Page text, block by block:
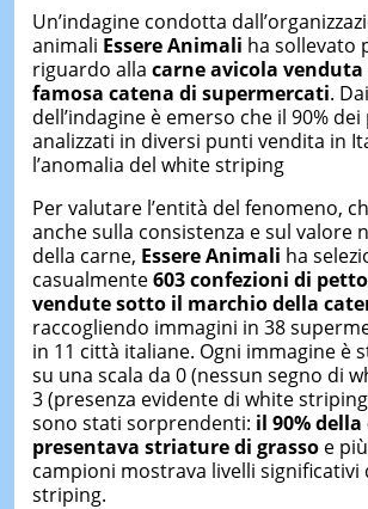
Un’indagine condotta
animali Essere Animali ha sollevato
riguardo alla carne avicola venduta
famosa catena di supermercati.
dell’indagine è emerso che il 90%
analizzati in diversi punti vendita in
l’anomalia del white striping
Per valutare l’entità del fenomeno,
anche sulla consistenza e sul valore
della carne, Essere Animali ha
casualmente603 confezioni di
vendute sotto il marchiodella
raccogliendo immagini in 38
in 11 città italiane. Ogni immagine è
su una scala da 0 (nessun segno di
3 (presenza evidente di white
sono stati sorprendenti: il 90%
presentava striature di grassoe
campioni mostrava livelli significativi
striping.